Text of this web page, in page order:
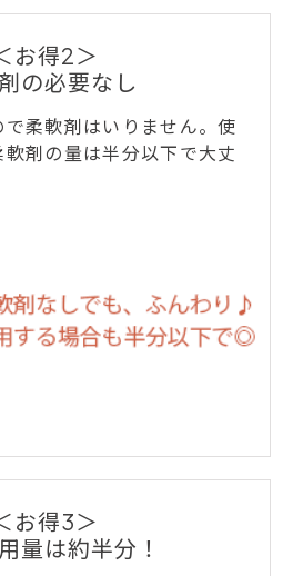
お得2＞
の必要なし
で柔軟剤はいりません。使
剤の量は半分以下で大丈
お得3＞
量は約半分！